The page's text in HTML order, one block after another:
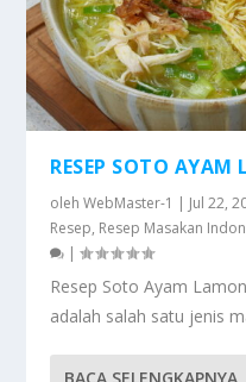
RESEP SOTO
olehWebMaster-1 | Jul 22,
Resep, Resep Masakan
|
Resep Soto Ayam
adalah salah satu jenis